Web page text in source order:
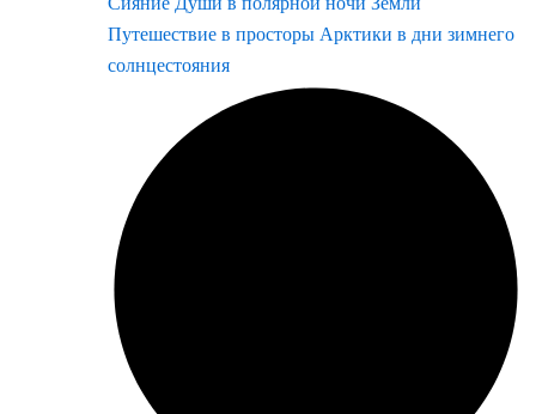
Путешествие в просторы Арктики в дни зимнего
солнцестояния